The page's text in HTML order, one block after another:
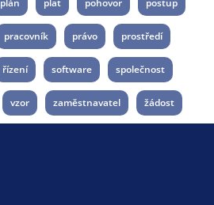
plán plat pohovor postup
pracovník právo prostředí
řízení software společnost
vzor zaměstnavatel žádost